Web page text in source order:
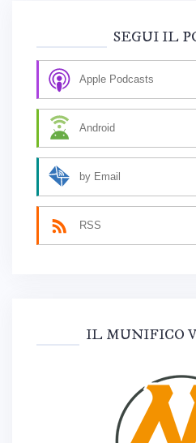
SEGUI IL
Apple Podcasts
Android
by Email
RSS
IL MUNIFICO